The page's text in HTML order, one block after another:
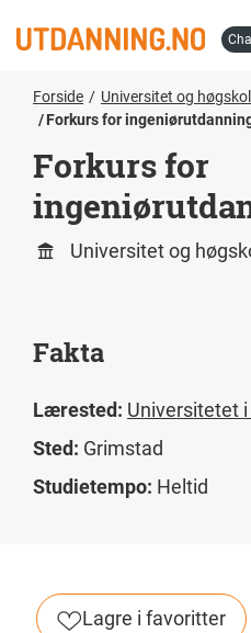
Forside Universitet og
Forkurs for
Forkurs for
Universitet og
Fakta
Lærested: Universitetet i
Sted: Grimstad
Studietempo: Heltid
Lagre i favoritter